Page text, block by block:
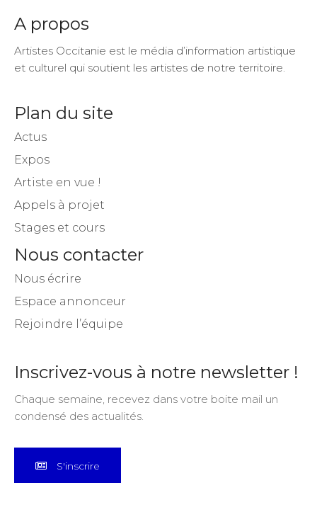
A propos
Artistes Occitanie est le média d’information artistique
et culturel qui soutient les artistes de notre territoire.
Plan du site
Actus
Expos
Artiste en vue !
Appels à projet
Stages et cours
Nous contacter
Nous écrire
Espace annonceur
Rejoindre l’équipe
Inscrivez-vous à notre newsletter !
Chaque semaine, recevez dans votre boite mail un
condensé des actualités.
S'inscrire